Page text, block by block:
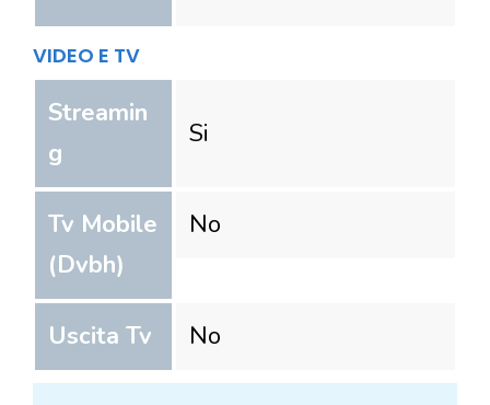
VIDEO E TV
Streamin
g
Si
Tv Mobile
(Dvbh)
No
Uscita Tv No